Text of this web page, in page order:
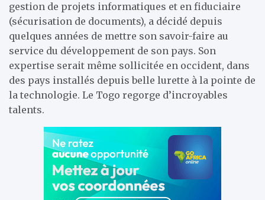
gestion de projets informatiques et en fiduciaire
(sécurisation de documents), a décidé depuis
quelques années de mettre son savoir-faire au
service du développement de son pays. Son
expertise serait même sollicitée en occident, dans
des pays installés depuis belle lurette à la pointe de
la technologie. Le Togo regorge d’incroyables
talents.